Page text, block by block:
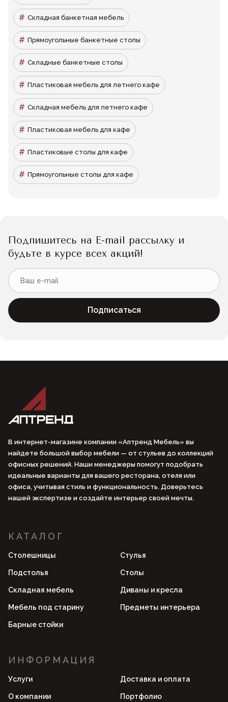
Складная банкетная мебель
Прямоугольные банкетные столы
Складные банкетные столы
Пластиковая мебель для летнего кафе
Складная мебель для летнего кафе
Пластиковая мебель для кафе
Пластиковые столы для кафе
Прямоугольные столы для кафе
Подпишитесь на E-mail рассылку и
будьте в курсе всех акций!
Подписаться
В интернет-магазине компании «Аптренд Мебель» вы
найдете большой выбор мебели — от стульев до коллекций
офисных решений. Наши менеджеры помогут подобрать
идеальные варианты для вашего ресторана, отеля или
офиса, учитывая стиль и функциональность. Доверьтесь
нашей экспертизе и создайте интерьер своей мечты.
КАТАЛОГ
Столешницы Стулья
Подстолья Столы
Складная мебель Диваны и кресла
Мебель под старину Предметы интерьера
Барные стойки
ИНФОРМАЦИЯ
Услуги Доставка и оплата
О компании Портфолио